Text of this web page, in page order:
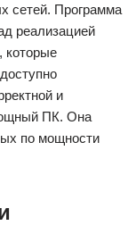
сетей. Программа
реализацией
которые
и
ПК. Она
по мощности